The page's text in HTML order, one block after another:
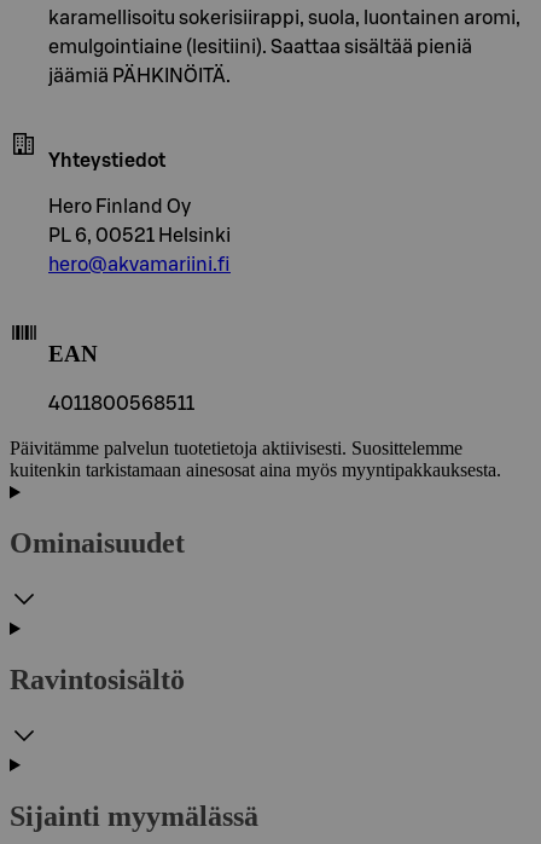
karamellisoitu sokerisiirappi, suola, luontainen aromi,
emulgointiaine (lesitiini). Saattaa sisältää pieniä
jäämiä PÄHKINÖITÄ.
Yhteystiedot
Hero Finland Oy
PL 6, 00521 Helsinki
hero@akvamariini.fi
EAN
4011800568511
Päivitämme palvelun tuotetietoja aktiivisesti. Suosittelemme
kuitenkin tarkistamaan ainesosat aina myös myyntipakkauksesta.
Ominaisuudet
Ravintosisältö
Sijainti myymälässä